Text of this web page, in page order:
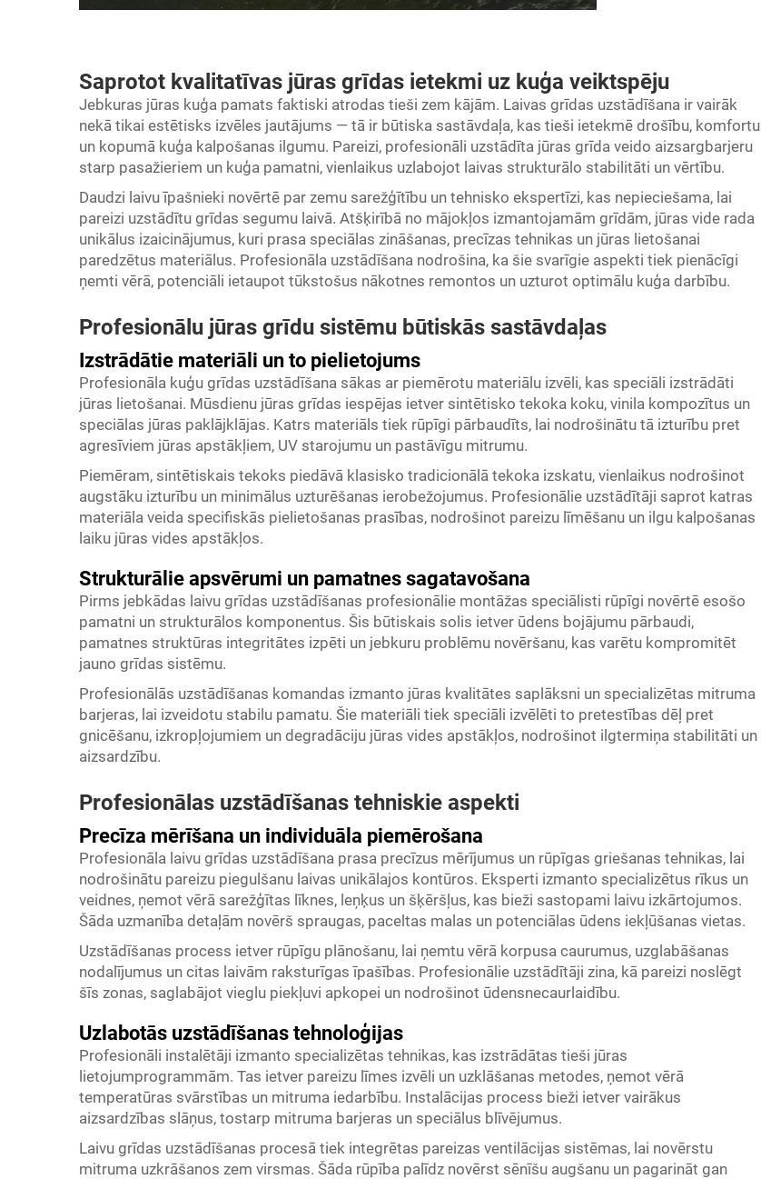
Saprotot kvalitatīvas jūras grīdas ietekmi uz kuģa veiktspēju
Jebkuras jūras kuģa pamats faktiski atrodas tieši zem kājām. Laivas grīdas uzstādīšana ir vairāk
nekā tikai estētisks izvēles jautājums — tā ir būtiska sastāvdaļa, kas tieši ietekmē drošību, komfortu
un kopumā kuģa kalpošanas ilgumu. Pareizi, profesionāli uzstādīta jūras grīda veido aizsargbarjeru
starp pasažieriem un kuģa pamatni, vienlaikus uzlabojot laivas strukturālo stabilitāti un vērtību.
Daudzi laivu īpašnieki novērtē par zemu sarežģītību un tehnisko ekspertīzi, kas nepieciešama, lai
pareizi uzstādītu grīdas segumu laivā. Atšķirībā no mājokļos izmantojamām grīdām, jūras vide rada
unikālus izaicinājumus, kuri prasa speciālas zināšanas, precīzas tehnikas un jūras lietošanai
paredzētus materiālus. Profesionāla uzstādīšana nodrošina, ka šie svarīgie aspekti tiek pienācīgi
ņemti vērā, potenciāli ietaupot tūkstošus nākotnes remontos un uzturot optimālu kuģa darbību.
Profesionālu jūras grīdu sistēmu būtiskās sastāvdaļas
Izstrādātie materiāli un to pielietojums
Profesionāla kuģu grīdas uzstādīšana sākas ar piemērotu materiālu izvēli, kas speciāli izstrādāti
jūras lietošanai. Mūsdienu jūras grīdas iespējas ietver sintētisko tekoka koku, vinila kompozītus un
speciālas jūras paklājklājas. Katrs materiāls tiek rūpīgi pārbaudīts, lai nodrošinātu tā izturību pret
agresīviem jūras apstākļiem, UV starojumu un pastāvīgu mitrumu.
Piemēram, sintētiskais tekoks piedāvā klasisko tradicionālā tekoka izskatu, vienlaikus nodrošinot
augstāku izturību un minimālus uzturēšanas ierobežojumus. Profesionālie uzstādītāji saprot katras
materiāla veida specifiskās pielietošanas prasības, nodrošinot pareizu līmēšanu un ilgu kalpošanas
laiku jūras vides apstākļos.
Strukturālie apsvērumi un pamatnes sagatavošana
Pirms jebkādas laivu grīdas uzstādīšanas profesionālie montāžas speciālisti rūpīgi novērtē esošo
pamatni un strukturālos komponentus. Šis būtiskais solis ietver ūdens bojājumu pārbaudi,
pamatnes struktūras integritātes izpēti un jebkuru problēmu novēršanu, kas varētu kompromitēt
jauno grīdas sistēmu.
Profesionālās uzstādīšanas komandas izmanto jūras kvalitātes saplāksni un specializētas mitruma
barjeras, lai izveidotu stabilu pamatu. Šie materiāli tiek speciāli izvēlēti to pretestības dēļ pret
gnicēšanu, izkropļojumiem un degradāciju jūras vides apstākļos, nodrošinot ilgtermiņa stabilitāti un
aizsardzību.
Profesionālas uzstādīšanas tehniskie aspekti
Precīza mērīšana un individuāla piemērošana
Profesionāla laivu grīdas uzstādīšana prasa precīzus mērījumus un rūpīgas griešanas tehnikas, lai
nodrošinātu pareizu piegulšanu laivas unikālajos kontūros. Eksperti izmanto specializētus rīkus un
veidnes, ņemot vērā sarežģītas līknes, leņķus un šķēršļus, kas bieži sastopami laivu izkārtojumos.
Šāda uzmanība detaļām novērš spraugas, paceltas malas un potenciālas ūdens iekļūšanas vietas.
Uzstādīšanas process ietver rūpīgu plānošanu, lai ņemtu vērā korpusa caurumus, uzglabāšanas
nodalījumus un citas laivām raksturīgas īpašības. Profesionālie uzstādītāji zina, kā pareizi noslēgt
šīs zonas, saglabājot vieglu piekļuvi apkopei un nodrošinot ūdensnecaurlaidību.
Uzlabotās uzstādīšanas tehnoloģijas
Profesionāli instalētāji izmanto specializētas tehnikas, kas izstrādātas tieši jūras
lietojumprogrammām. Tas ietver pareizu līmes izvēli un uzklāšanas metodes, ņemot vērā
temperatūras svārstības un mitruma iedarbību. Instalācijas process bieži ietver vairākus
aizsardzības slāņus, tostarp mitruma barjeras un speciālus blīvējumus.
Laivu grīdas uzstādīšanas procesā tiek integrētas pareizas ventilācijas sistēmas, lai novērstu
mitruma uzkrāšanos zem virsmas. Šāda rūpība palīdz novērst sēnīšu augšanu un pagarināt gan